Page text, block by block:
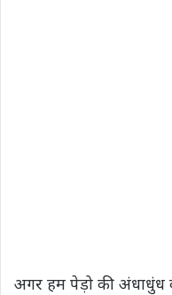
अगर हम पेड़ो की अंधाधुंध